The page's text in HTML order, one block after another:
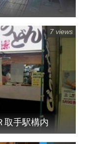
手駅構内
7 views